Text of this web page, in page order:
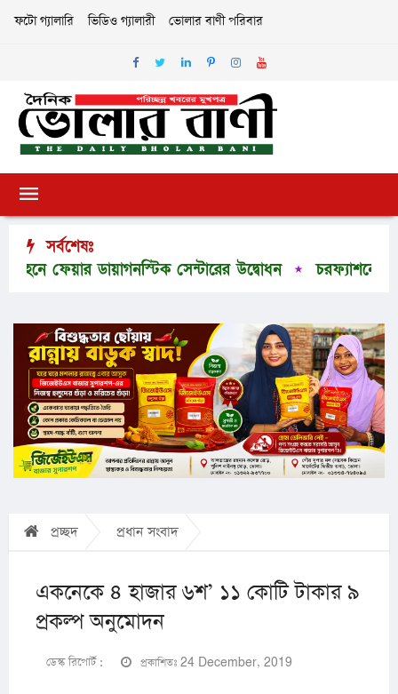
ফটো গ্যালারি ভিডিও গ্যালারী ভোলার বাণী পরিবার
সর্বশেষঃ
ফেয়ার ডায়াগনস্টিক সেন্টারের উদ্বোধন
চরফ্যাশনে শিক্ষক
প্রচ্ছদ প্রধান সংবাদ
একনেকে ৪ হাজার ৬শ’ ১১ কোটি টাকার ৯
প্রকল্প অনুমোদন
ডেস্ক রিপোর্ট : প্রকাশিতঃ 24 December, 2019